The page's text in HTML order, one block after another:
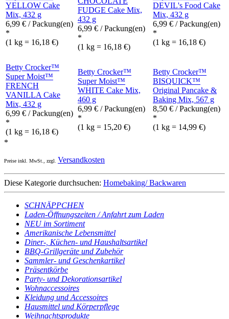
YELLOW Cake
Mix, 432 g
6,99 € / Packung(en)
*
(1 kg = 16,18 €)
FUDGE Cake Mix,
432 g
6,99 € / Packung(en)
*
(1 kg = 16,18 €)
DEVIL's Food Cake
Mix, 432 g
6,99 € / Packung(en)
*
(1 kg = 16,18 €)
Betty Crocker™
Super Moist™
FRENCH
VANILLA Cake
Mix, 432 g
6,99 € / Packung(en)
*
(1 kg = 16,18 €)
Betty Crocker™
Super Moist™
WHITE Cake Mix,
460 g
6,99 € / Packung(en)
*
(1 kg = 15,20 €)
Betty Crocker™
BISQUICK™
Original Pancake &
Baking Mix, 567 g
8,50 € / Packung(en)
*
(1 kg = 14,99 €)
*
Preise inkl. MwSt., zzgl. Versandkosten
Diese Kategorie durchsuchen: Homebaking/ Backwaren
SCHNÄPPCHEN
Laden-Öffnungszeiten / Anfahrt zum Laden
NEU im Sortiment
Amerikanische Lebensmittel
Diner-, Küchen- und Haushaltsartikel
BBQ-Grillgeräte und Zubehör
Sammler- und Geschenkartikel
Präsentkörbe
Party- und Dekorationsartikel
Wohnaccessoires
Kleidung und Accessoires
Hausmittel und Körperpflege
Weihnachtsprodukte